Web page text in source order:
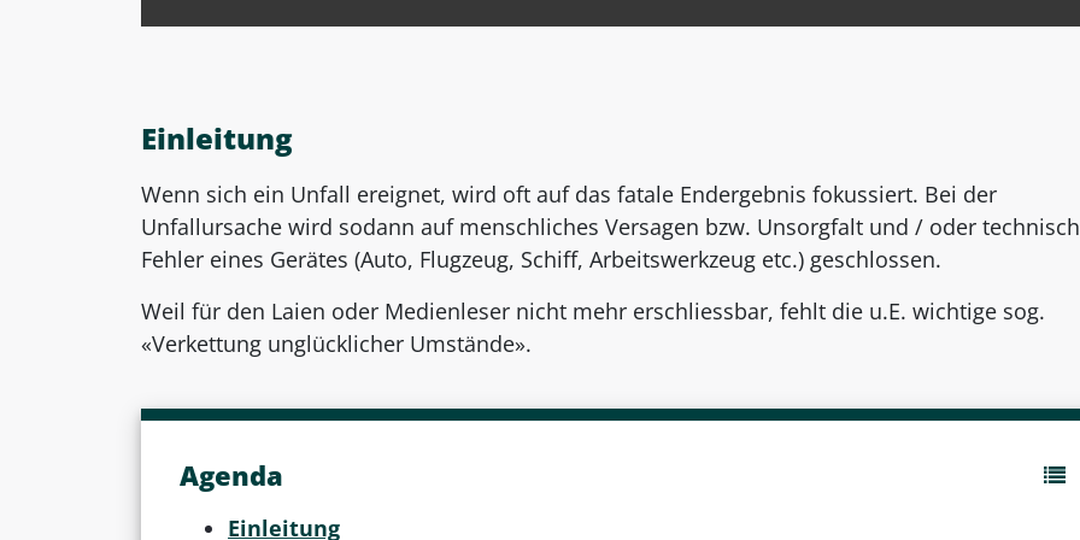
Einleitung
Wenn sich ein Unfall ereignet, wird oft auf das fatale Endergebnis fokussiert. Bei der
Unfallursache wird sodann auf menschliches Versagen bzw. Unsorgfalt und / oder
Fehler eines Gerätes (Auto, Flugzeug, Schiff, Arbeitswerkzeug etc.) geschlossen.
Weil für den Laien oder Medienleser nicht mehr erschliessbar, fehlt die u.E. wichtige sog.
«Verkettung unglücklicher Umstände».
Agenda
Einleitung